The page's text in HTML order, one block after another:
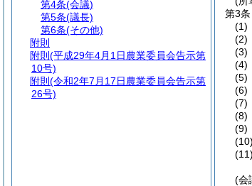
第3条
(1)
(2)
(3)
(4)
(5)
(6)
(7)
(8)
(9)
(10)
(11)
(会
第4条(会議)
第5条(議長)
第6条(その他)
附則
附則 (平成29年4月1日農業委員会告示第
10号)
附則 (令和2年7月17日農業委員会告示第
26号)